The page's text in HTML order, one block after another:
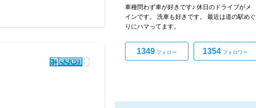
車種問わず車が好きです♪ 休日のドライブがメ
インです。 洗車も好きです。 最近は道の駅めぐ
りにハマってます。
1349 フォロー 1354 フォロワー